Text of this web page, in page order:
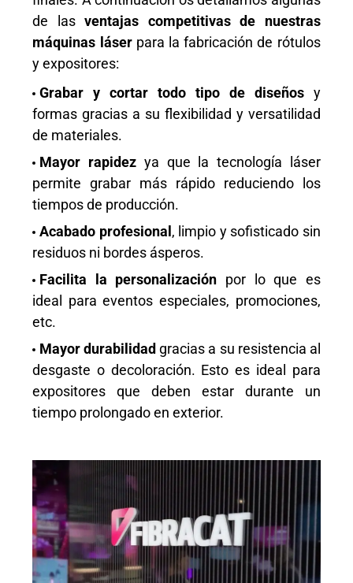
de lasventajas competitivas de nuestras
máquinas láserpara la fabricación de rótulos
y expositores:
Grabar y cortar todo tipo de diseñosy
formas gracias a su flexibilidad y versatilidad
de materiales.
Mayor rapidez ya que la tecnología láser
permite grabar más rápido reduciendo los
tiempos de producción.
Acabado profesional, limpio y sofisticado sin
residuos ni bordes ásperos.
Facilita la personalización por lo que es
ideal para eventos especiales, promociones,
etc.
Mayor durabilidad gracias a su resistencia al
desgaste o decoloración. Esto es ideal para
expositores que deben estar durante un
tiempo prolongado en exterior.